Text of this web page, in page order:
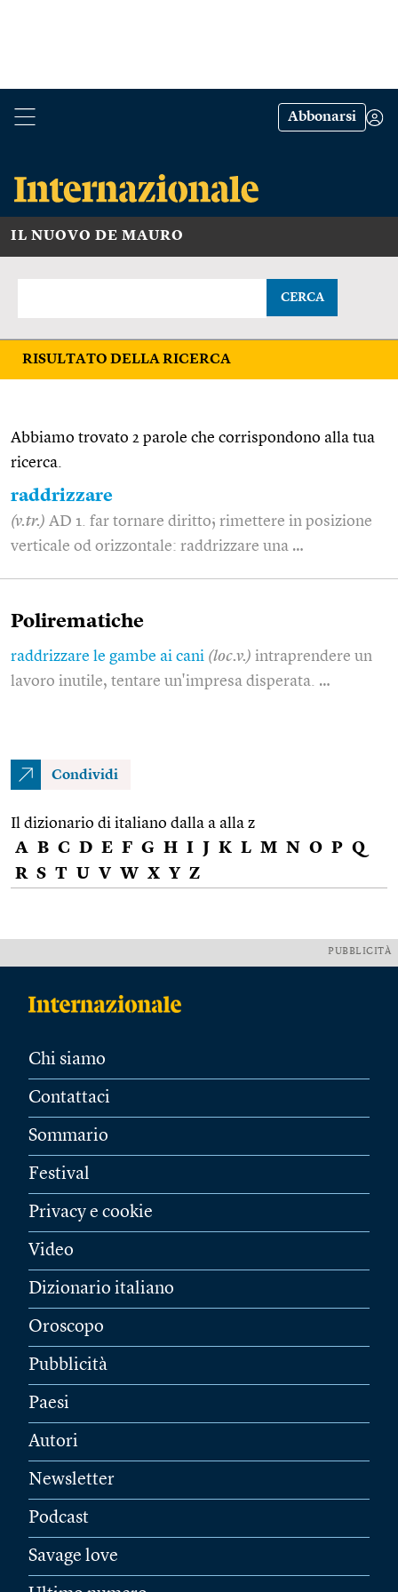
Abbonarsi
IL NUOVO DE MAURO
CERCA
RISULTATO DELLA RICERCA
Abbiamo trovato 2 parole che corrispondono alla tua
ricerca.
raddrizzare
(v.tr.) AD 1. far tornare diritto; rimettere in posizione
verticale od orizzontale: raddrizzare una …
Polirematiche
raddrizzare le gambe ai cani (loc.v.) intraprendere un
lavoro inutile, tentare un'impresa disperata. …
Condividi
Il dizionario di italiano dalla a alla z
A B C D E F G H I J K L M N O P Q
R S T U V W X Y Z
PUBBLICITÀ
Chi siamo
Contattaci
Sommario
Festival
Privacy e cookie
Video
Dizionario italiano
Oroscopo
Pubblicità
Paesi
Autori
Newsletter
Podcast
Savage love